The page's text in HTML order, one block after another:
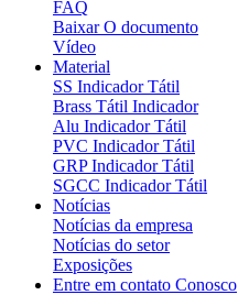
FAQ
Baixar O documento
Vídeo
Material
SS Indicador Tátil
Brass Tátil Indicador
Alu Indicador Tátil
PVC Indicador Tátil
GRP Indicador Tátil
SGCC Indicador Tátil
Notícias
Notícias da empresa
Notícias do setor
Exposições
Entre em contato Conosco